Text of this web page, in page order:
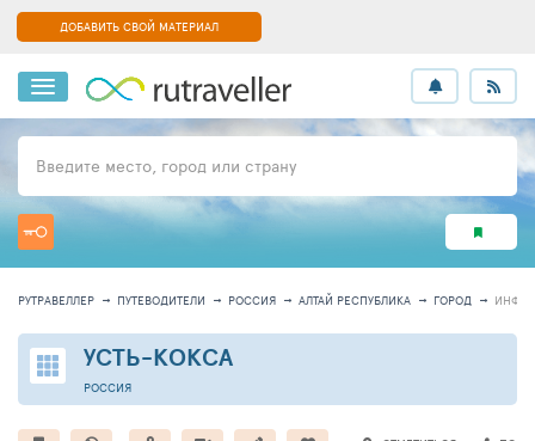
ДОБАВИТЬ СВОЙ МАТЕРИАЛ
Введите место, город или страну
РУТРАВЕЛЛЕР ПУТЕВОДИТЕЛИ РОССИЯ АЛТАЙ РЕСПУБЛИКА ГОРОД
УСТЬ-КОКСА
РОССИЯ